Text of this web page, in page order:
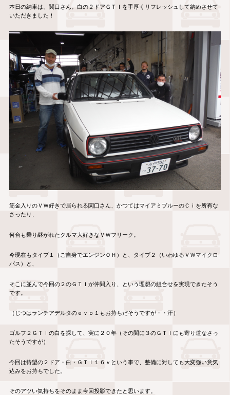
本日の納車は、関口さん。白の２ドアＧＴＩを手厚くリフレッシュして納めさせて
いただきました！
筋金入りのＶＷ好きで居られる関口さん、かつてはマイアミブルーのＣｉを所有な
さったり、
何台も乗り継がれたクルマ大好きなＶＷフリーク。
今現在もタイプ１（ご自身でエンジンＯＨ）と、タイプ２（いわゆるＶＷマイクロ
バス）と、
そこに並んで今回の２のＧＴＩが仲間入り、という理想の組合せを実現できたそう
です。
（じつはランチアデルタのｅｖｏ１もお持ちだそうですが・・汗）
ゴルフ２ＧＴＩの白を探して、実に２０年（その間に３のＧＴＩにも寄り道なさっ
たそうですが）
今回は待望の２ドア・白・ＧＴＩ１６ｖという事で、整備に対しても大変強い意気
込みをお持ちでした。
そのアツい気持ちをそのまま今回投影できたと思います。